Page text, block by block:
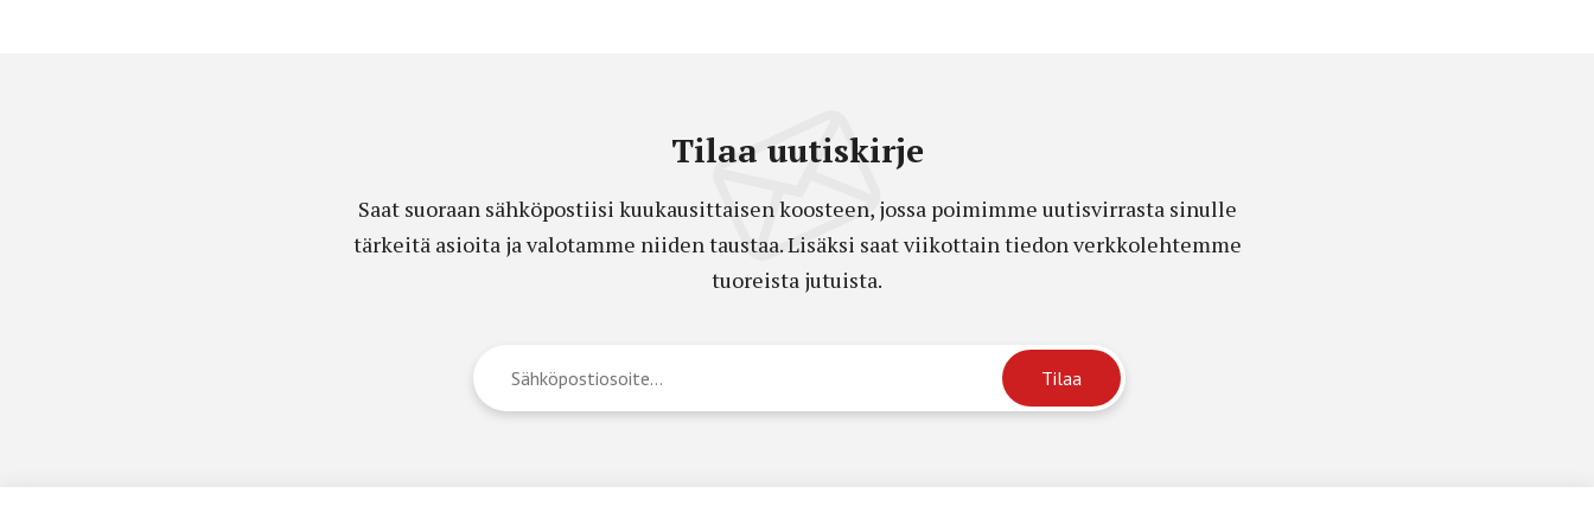
Tilaa uutiskirje
Saat suoraan sähköpostiisi kuukausittaisen koosteen, jossa poimimme uutisvirrasta sinulle
tärkeitä asioita ja valotamme niiden taustaa. Lisäksi saat viikottain tiedon verkkolehtemme
tuoreista jutuista.